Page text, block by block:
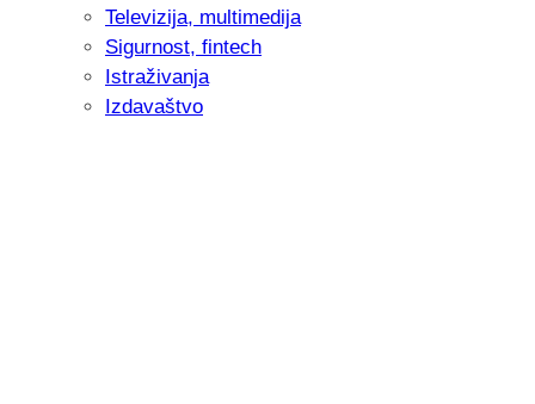
Televizija, multimedija
Sigurnost, fintech
Istraživanja
Izdavaštvo